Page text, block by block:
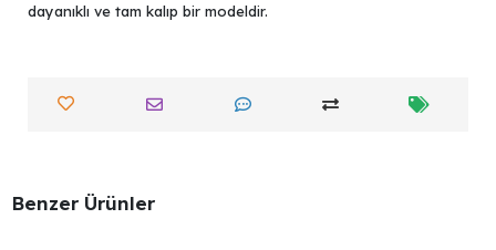
dayanıklı ve tam kalıp bir modeldir.
Benzer Ürünler